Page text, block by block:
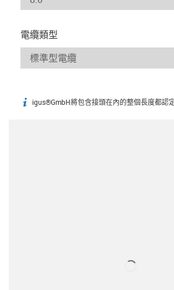
電纜類型
igus-icon-info
igus®GmbH將包含接頭在內的整個長度都認